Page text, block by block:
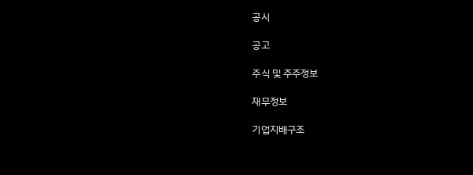
공시
공고
주식 및 주주정보
재무정보
기업지배구조